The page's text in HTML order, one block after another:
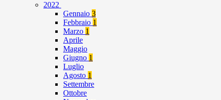
2022
Gennaio 3
Febbraio 1
Marzo 1
Aprile
Maggio
Giugno 1
Luglio
Agosto 1
Settembre
Ottobre